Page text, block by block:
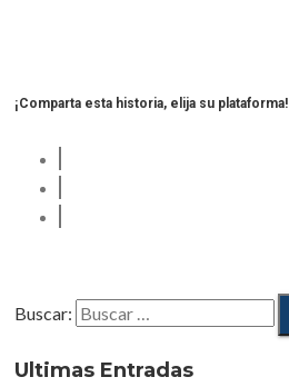
¡Comparta esta historia, elija su plataforma!
Buscar:
Ultimas Entradas